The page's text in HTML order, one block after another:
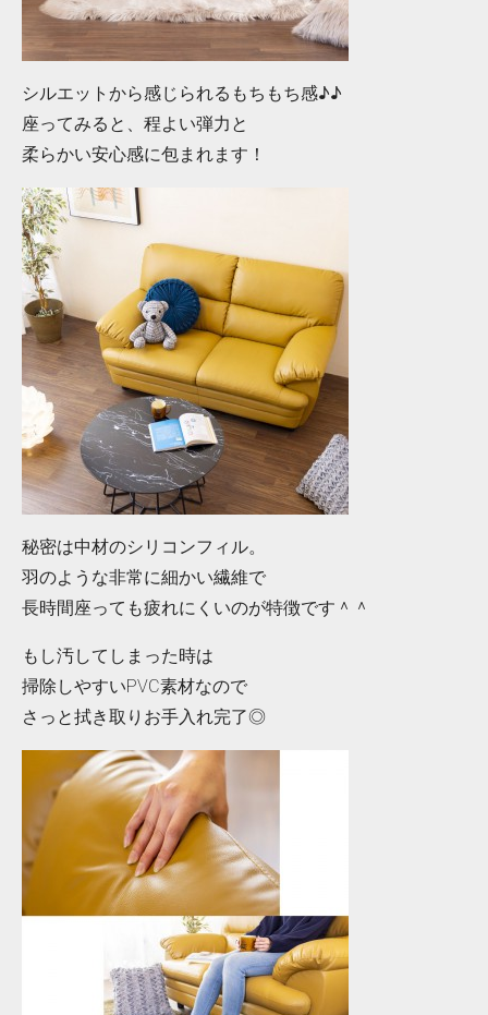
シルエットから感じられるもちもち感♪♪
座ってみると、程よい弾力と
柔らかい安心感に包まれます！
秘密は中材のシリコンフィル。
羽のような非常に細かい繊維で
長時間座っても疲れにくいのが特徴です＾＾
もし汚してしまった時は
掃除しやすいPVC素材なので
さっと拭き取りお手入れ完了◎